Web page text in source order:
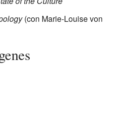
(con Marie-Louise von